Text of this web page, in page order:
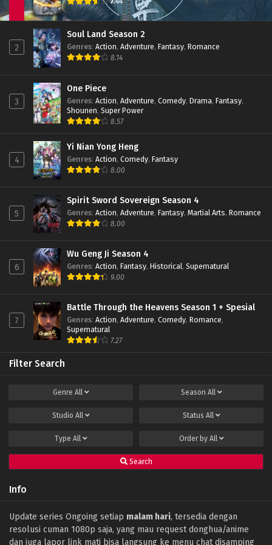
Eps 243 - January 21, 2023
Soul Land Season 2 Episode 242 Subtitle
Indonesia
Eps 242 - January 14, 2023
Indonesia
Eps 241 - January 7, 2023
Soul Land Season 2 Episode 240 Part 2
Eps 240 - January 2, 2023
Soul Land Season 2 Episode 240 Part 2
Eps 240 - December 24, 2022
Soul Land Season 2 Episode 239 Subtitle
Soul Land Season 2 Episode 238 Subtitle
Indonesia
Soul Land Season 2 Episode 237 Subtitle
Indonesia
Eps 237 - December 3, 2022
Eps 236 - November 26, 2022
Soul Land Season 2 Episode 235 Subtitle
Eps 235 - November 22, 2022
Soul Land Season 2 Episode 234 Subtitle
Soul Land Season 2 Episode 233 Subtitle
Indonesia
Eps 233 - November 6, 2022
2
Soul Land Season 2
Genres: Action, Adventure, Fantasy, Romance
8.14
3
One Piece
Genres: Action, Adventure, Comedy, Drama, Fantasy,
Shounen, Super Power
8.57
4
Yi Nian Yong Heng
Genres: Action, Comedy, Fantasy
8.00
5
Spirit Sword Sovereign Season 4
Genres: Action, Adventure, Fantasy, Martial Arts, Romance
8.00
6
Wu Geng Ji Season 4
Genres: Action, Fantasy, Historical, Supernatural
9.00
7
Battle Through the Heavens Season 1 + Spesial
Genres: Action, Adventure, Comedy, Romance,
Supernatural
7.27
Filter Search
Genre All Season All
Studio All Status All
Type All Order by All
Search
Info
Update series Ongoing setiap malam hari, tersedia dengan
resolusi cuman 1080p saja, yang mau request donghua/anime
dan juga lapor link mati bisa langsung ke menu chat disamping